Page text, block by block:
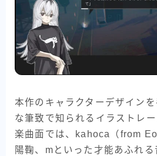
本作のキャラクターデザイン
な筆致で知られるイラストレー
楽曲面では、kahoca（from
陽鞠、mといった才能あふれ